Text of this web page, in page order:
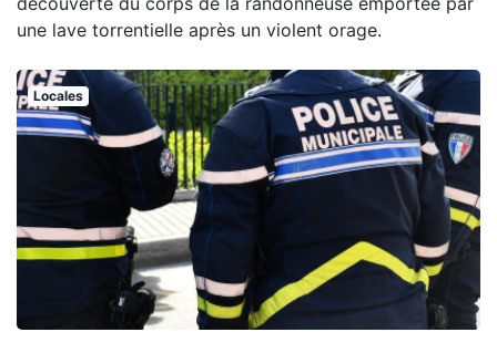
une lave torrentielle après un violent orage.
Locales